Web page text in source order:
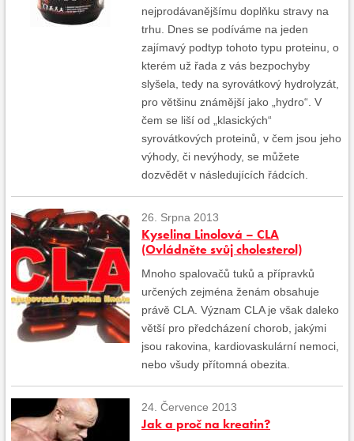
nejprodávanějšímu doplňku stravy na
trhu. Dnes se podíváme na jeden
zajímavý podtyp tohoto typu proteinu, o
kterém už řada z vás bezpochyby
slyšela, tedy na syrovátkový hydrolyzát,
pro většinu známější jako „hydro“. V
čem se liší od „klasických“
syrovátkových proteinů, v čem jsou jeho
výhody, či nevýhody, se můžete
dozvědět v následujících řádcích.
26. Srpna 2013
Kyselina Linolová – CLA
(Ovládněte svůj cholesterol)
Mnoho spalovačů tuků a přípravků
určených zejména ženám obsahuje
právě CLA. Význam CLA je však daleko
větší pro předcházení chorob, jakými
jsou rakovina, kardiovaskulární nemoci,
nebo všudy přítomná obezita.
24. Července 2013
Jak a proč na kreatin?